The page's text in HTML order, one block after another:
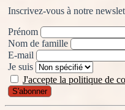
Inscrivez-vous à notre
Prénom
Nom de famille
E-mail
Je suis
J'accepte la politique de